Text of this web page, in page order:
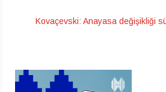
Kovaçevski: Anayasa değişikliği